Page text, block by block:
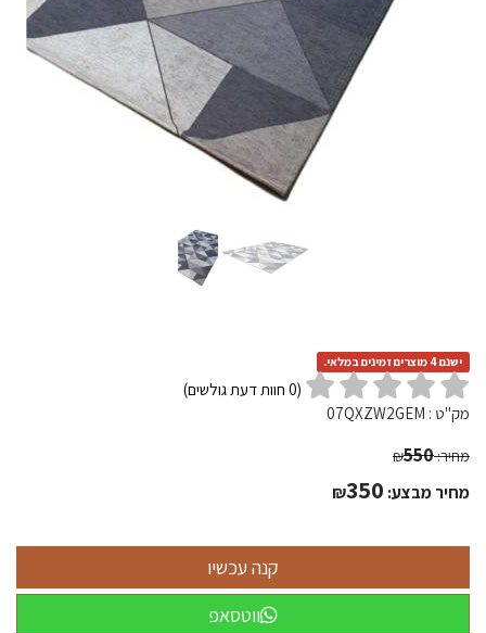
ישנם 4 מוצרים זמינים במלאי.
(
0 חוות דעת גולשים)
מק"ט : 07QXZW2GEM
מחיר: ₪550
מחיר מבצע: ₪350
ווטסאפ